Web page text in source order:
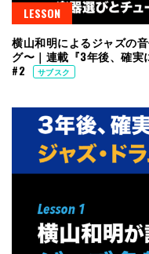
LESSON
横山和明によるジャズの
グ〜｜連載『3年後、確実
#2
サブスク